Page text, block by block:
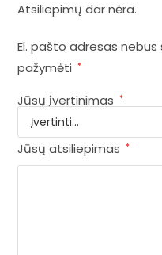
Atsiliepimų dar nėra.
El. pašto adresas nebus
pažymėti *
Jūsų įvertinimas *
Jūsų atsiliepimas *